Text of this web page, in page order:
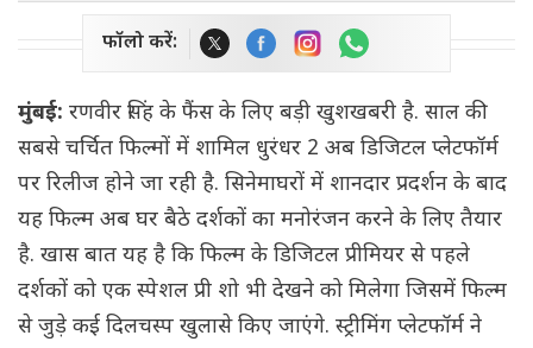
फॉलो करें:
मुंबई: रणवीर सिंह के फैंस के लिए बड़ी खुशखबरी है. साल की
सबसे चर्चित फिल्मों में शामिल धुरंधर 2 अब डिजिटल प्लेटफॉर्म
पर रिलीज होने जा रही है. सिनेमाघरों में शानदार प्रदर्शन के बाद
यह फिल्म अब घर बैठे दर्शकों का मनोरंजन करने के लिए तैयार
है. खास बात यह है कि फिल्म के डिजिटल प्रीमियर से पहले
दर्शकों को एक स्पेशल प्री शो भी देखने को मिलेगा जिसमें फिल्म
से जुड़े कई दिलचस्प खुलासे किए जाएंगे. स्ट्रीमिंग प्लेटफॉर्म ने